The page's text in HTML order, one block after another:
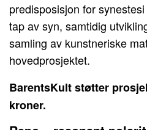
predisposisjon for
tap av syn, samtidig
samling av kunstneriske
hovedprosjektet.
BarentsKult støtter
kroner.